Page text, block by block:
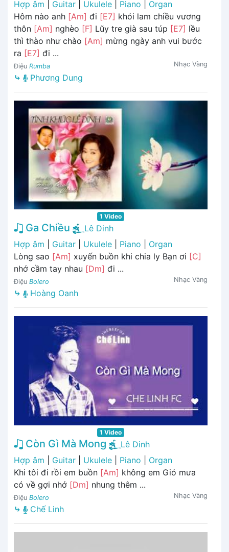
Hợp âm Guitar Ukulele Piano
Organ
Hôm nào anh [Am] đi [E7] khói lam chiều vương
thôn [Am] nghèo [F] Lũy tre già sau túp [E7] lều
thì thào như chào [Am] mừng ngày anh vui bước
ra [E7] đi ...
Điệu Rumba Nhạc Vàng
⤷ Phương Dung
1 Video
Ga Chiều
Lê Dinh
Hợp âm
Guitar Ukulele Piano
Organ
Lòng sao [Am] xuyến buồn khi chia ly Bạn ơi [C]
nhớ cầm tay nhau [Dm] đi ...
Điệu Bolero Nhạc Vàng
⤷ Hoàng Oanh
1 Video
Còn Gì Mà Mong
Lê Dinh
Hợp âm
Guitar Ukulele Piano
Organ
Khi tôi đi rồi em buồn [Am] không em Gió mưa
có về gợi nhớ [Dm] nhung thêm ...
Điệu Bolero Nhạc Vàng
⤷ Chế Linh